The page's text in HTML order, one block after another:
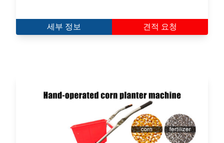
세부 정보 견적 요청